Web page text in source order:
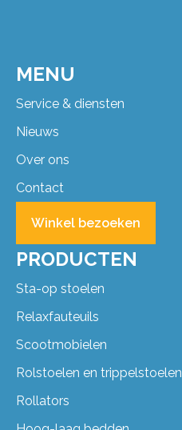
MENU
Service & diensten
Nieuws
Over ons
Contact
Winkel bezoeken
PRODUCTEN
Sta-op stoelen
Relaxfauteuils
Scootmobielen
Rolstoelen en trippelstoelen
Rollators